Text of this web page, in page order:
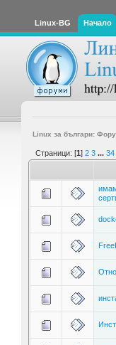
Linux-BG Начало
Linux за българи:
Страници: [1] 2 3 ... 34